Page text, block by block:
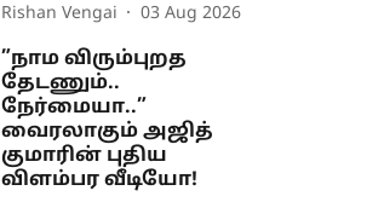
Rishan Vengai 03 Aug 2026
”நாம விரும்புறத
தேடணும்..
நேர்மையா..”
வைரலாகும் அஜித்
குமாரின் புதிய
விளம்பர வீடியோ!